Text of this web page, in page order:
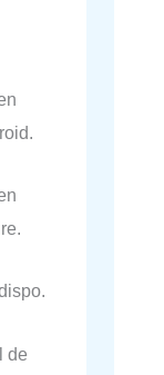
de